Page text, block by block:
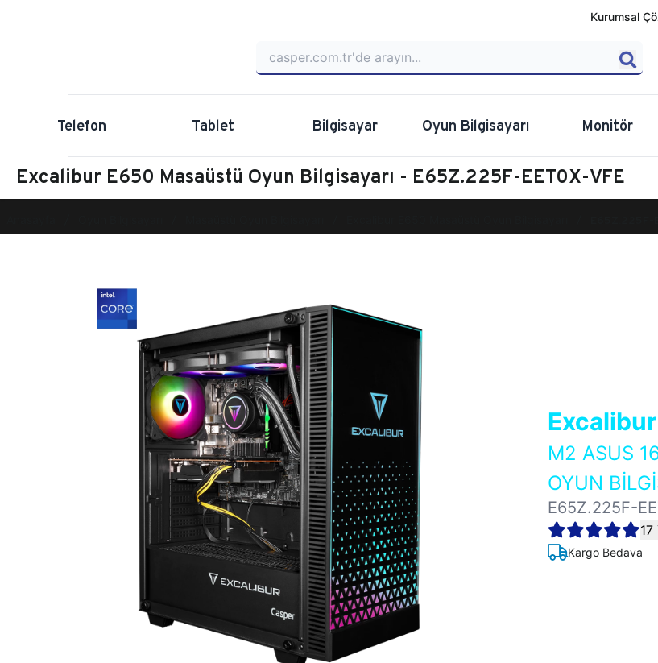
Kurumsal
Telefon Tablet Bilgisayar Oyun Bilgisayarı Monitör
Excalibur E650 Masaüstü Oyun Bilgisayarı - E65Z.225F-EET0X-VFE
M2 ASUS
OYUN
E65Z.225F-
17
Kargo Bedava